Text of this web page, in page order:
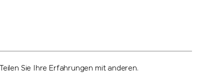
Sie Ihre Erfahrungen mit anderen.